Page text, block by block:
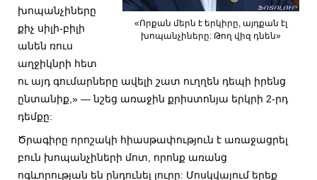
«Որքան մերն է երկիրը, այդքան էլ
խոպանչիները: Թող վիզ դնեն»
խոպանչիները
քիչ սիլի-բիլի
անեն ռուս
աղջիկնրի հետ
ու այդ գումարները ավելի շատ ուղղեն դեպի իրենց
ընտանիք,» — նշեց առաջին քրիստոնյա երկրի 2-րդ
դեմքը:
Ծրագիրը որոշակի հիասթափություն է առաջացրել
բուն խոպանչիների մոտ, որոնք առանց
ոգևորության են ընդունել լուրը: Մոսկվայում երեք